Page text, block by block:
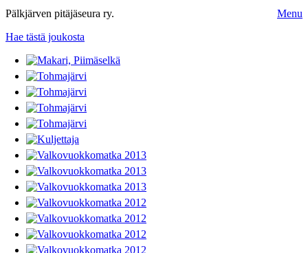
Pälkjärven pitäjäseura ry.
Menu
Hae tästä joukosta